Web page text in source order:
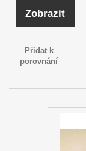
Zobrazit
Přidat k
porovnání